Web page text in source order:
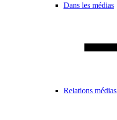
Dans les médias
Relations médias